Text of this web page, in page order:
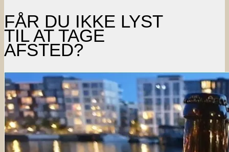
FÅR DU IKKE LYST
TIL AT TAGE
AFSTED?